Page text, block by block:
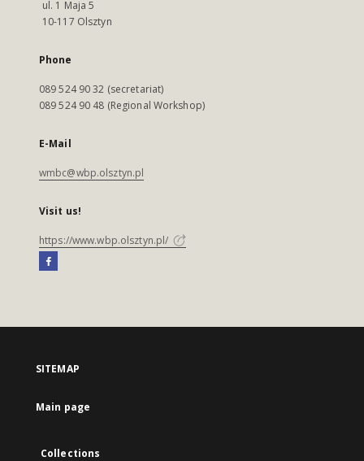
ul. 1 Maja 5
10-117 Olsztyn
Phone
089 524 90 32 (secretariat)
089 524 90 48 (Regional Workshop)
E-Mail
wmbc@wbp.olsztyn.pl
Visit us!
https://www.wbp.olsztyn.pl/
SITEMAP
Main page
Collections